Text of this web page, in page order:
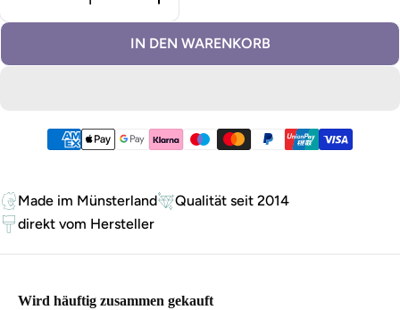
Menge für Lignocolor Holzlasur für Außen Teak
Menge für Lignocolor Holzlasur
IN DEN WARENKORB
Zahlungsmethoden
Made im Münsterland
Qualität seit 2014
direkt vom Hersteller
Wird häuftig zusammen gekauft